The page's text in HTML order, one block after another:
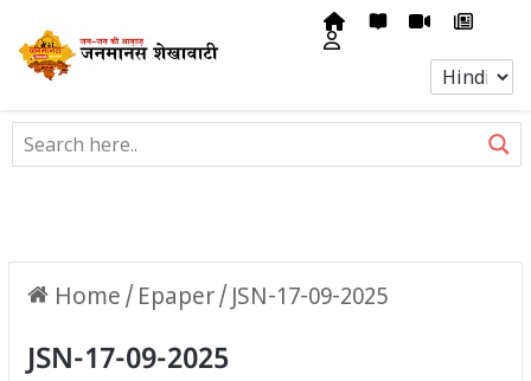
Home / Epaper/JSN-17-09-2025
JSN-17-09-2025